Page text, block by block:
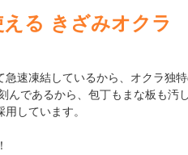
る きざみオクラ
急速凍結しているから、オクラ独
んであるから、包丁もまな板も汚
しています。